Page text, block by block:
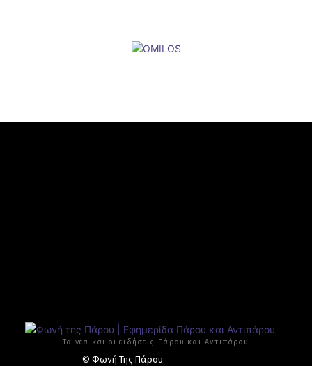
Τα νέα και οι ειδήσεις Πάρου και Αντιπάρου
© Φωνή Της Πάρου